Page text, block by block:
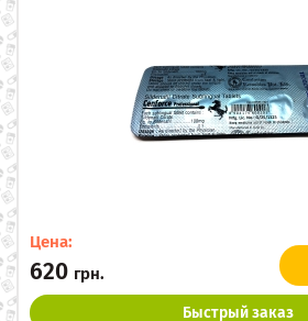
Цена:
620 грн.
Быстрый заказ